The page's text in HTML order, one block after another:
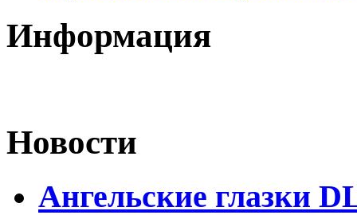
Информация
Новости
Ангельские глазки